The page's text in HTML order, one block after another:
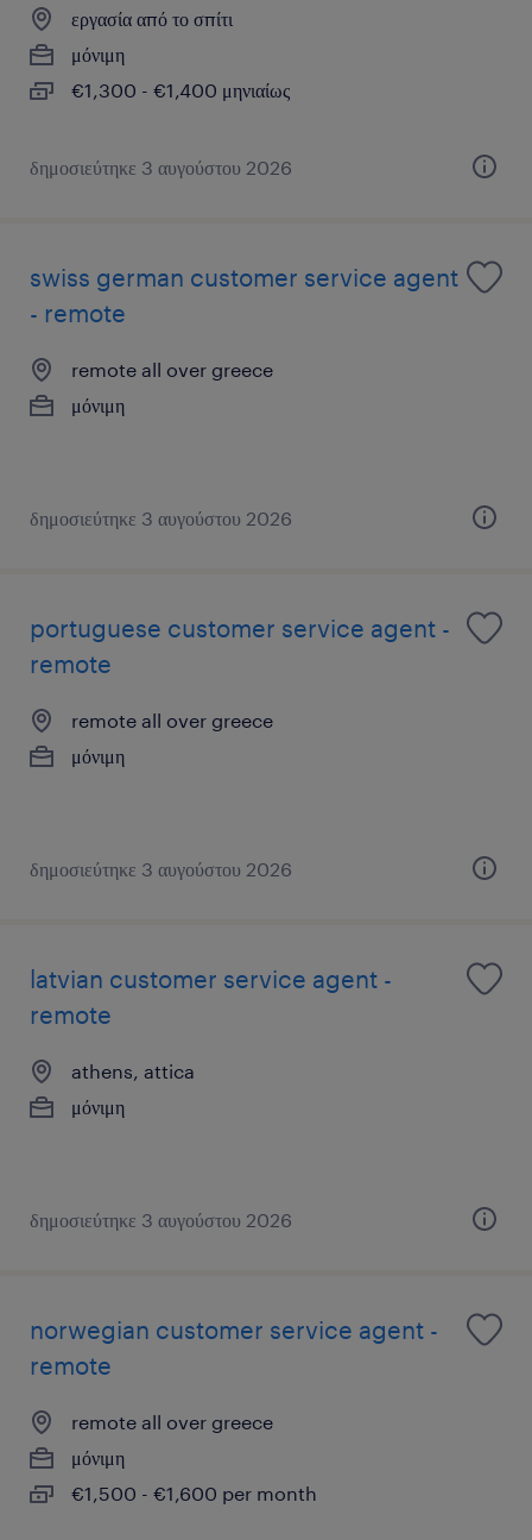
εργασία από το σπίτι
μόνιμη
€1,300 - €1,400 μηνιαίως
δημοσιεύτηκε 3 αυγούστου 2026
swiss german customer service agent
- remote
remote all over greece
μόνιμη
δημοσιεύτηκε 3 αυγούστου 2026
portuguese customer service agent -
remote
remote all over greece
μόνιμη
δημοσιεύτηκε 3 αυγούστου 2026
latvian customer service agent -
remote
athens, attica
μόνιμη
δημοσιεύτηκε 3 αυγούστου 2026
norwegian customer service agent -
remote
remote all over greece
μόνιμη
€1,500 - €1,600 per month